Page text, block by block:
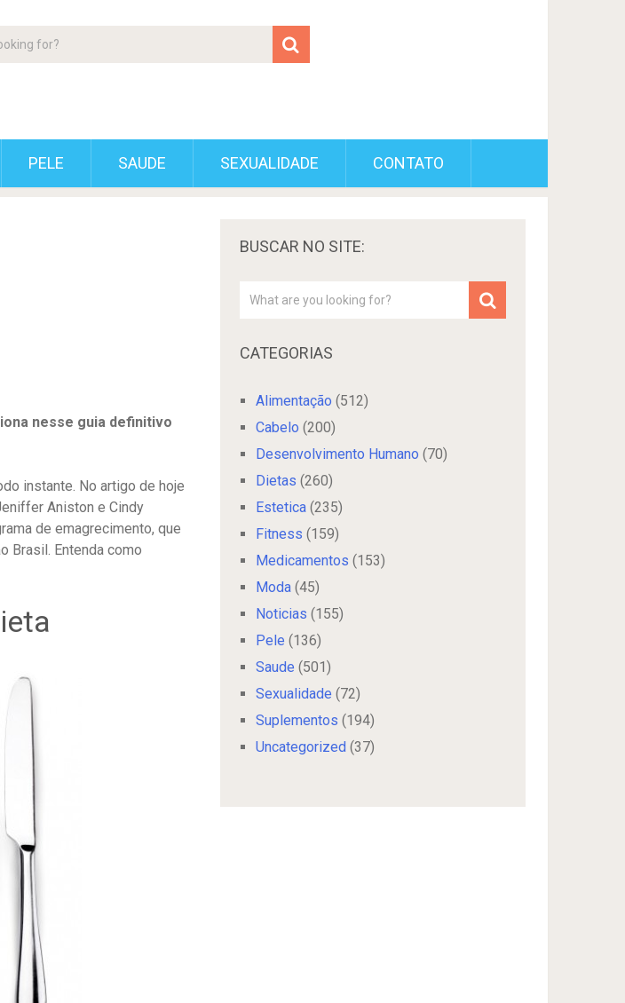
PELE SAUDE SEXUALIDADE CONTATO
nesse guia definitivo
instante. No artigo de hoje
Aniston e Cindy
de emagrecimento, que
Brasil. Entenda como
BUSCAR NO SITE:
CATEGORIAS
Alimentação (512)
Cabelo (200)
Desenvolvimento Humano (70)
Dietas (260)
Estetica (235)
Fitness (159)
Medicamentos (153)
Moda (45)
Noticias (155)
Pele (136)
Saude (501)
Sexualidade (72)
Suplementos (194)
Uncategorized (37)